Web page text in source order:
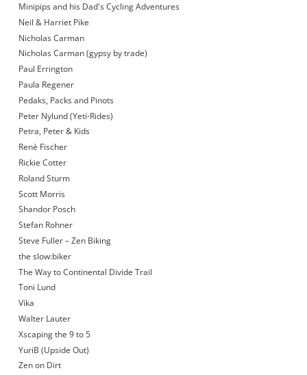
Minipips and his Dad's Cycling Adventures
Neil & Harriet Pike
Nicholas Carman
Nicholas Carman (gypsy by trade)
Paul Errington
Paula Regener
Pedaks, Packs and Pinots
Peter Nylund (Yeti-Rides)
Petra, Peter & Kids
Renè Fischer
Rickie Cotter
Roland Sturm
Scott Morris
Shandor Posch
Stefan Rohner
Steve Fuller – Zen Biking
the slow:biker
The Way to Continental Divide Trail
Toni Lund
Vika
Walter Lauter
Xscaping the 9 to 5
YuriB (Upside Out)
Zen on Dirt